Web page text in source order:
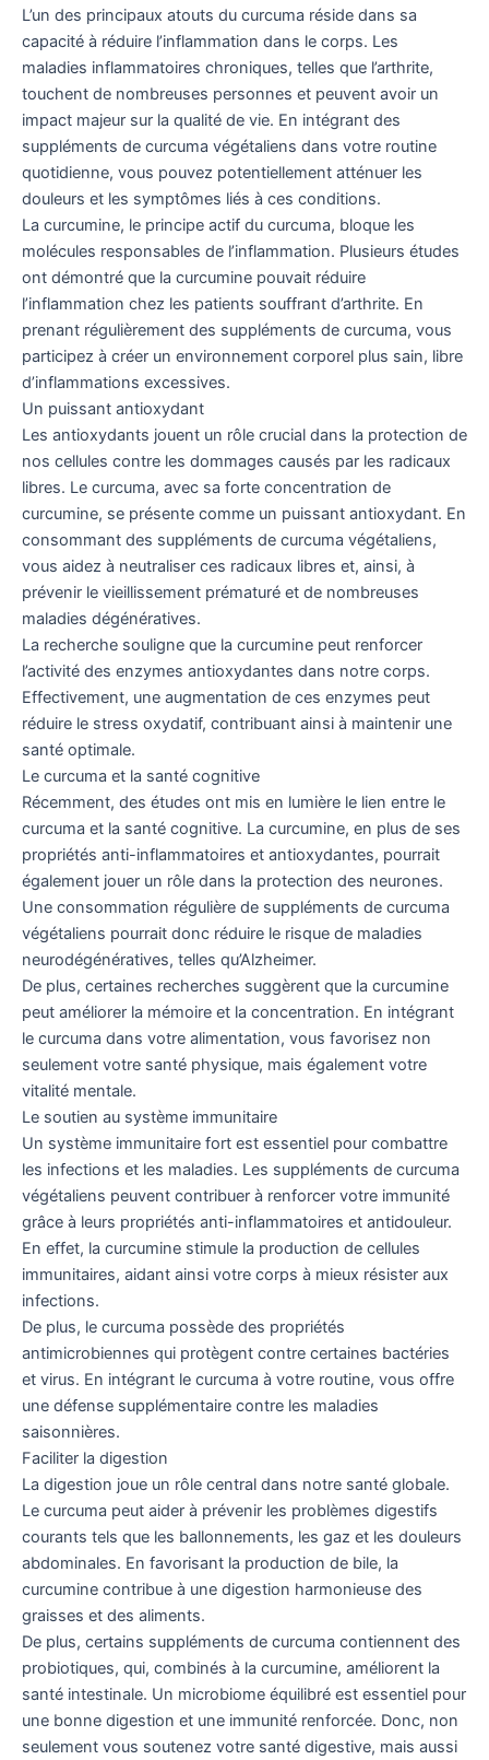
L’un des principaux atouts du curcuma réside dans sa
capacité à réduire l’inflammation dans le corps. Les
maladies inflammatoires chroniques, telles que l’arthrite,
touchent de nombreuses personnes et peuvent avoir un
impact majeur sur la qualité de vie. En intégrant des
suppléments de curcuma végétaliens dans votre routine
quotidienne, vous pouvez potentiellement atténuer les
douleurs et les symptômes liés à ces conditions.
La curcumine, le principe actif du curcuma, bloque les
molécules responsables de l’inflammation. Plusieurs études
ont démontré que la curcumine pouvait réduire
l’inflammation chez les patients souffrant d’arthrite. En
prenant régulièrement des suppléments de curcuma, vous
participez à créer un environnement corporel plus sain, libre
d’inflammations excessives.
Un puissant antioxydant
Les antioxydants jouent un rôle crucial dans la protection de
nos cellules contre les dommages causés par les radicaux
libres. Le curcuma, avec sa forte concentration de
curcumine, se présente comme un puissant antioxydant. En
consommant des suppléments de curcuma végétaliens,
vous aidez à neutraliser ces radicaux libres et, ainsi, à
prévenir le vieillissement prématuré et de nombreuses
maladies dégénératives.
La recherche souligne que la curcumine peut renforcer
l’activité des enzymes antioxydantes dans notre corps.
Effectivement, une augmentation de ces enzymes peut
réduire le stress oxydatif, contribuant ainsi à maintenir une
santé optimale.
Le curcuma et la santé cognitive
Récemment, des études ont mis en lumière le lien entre le
curcuma et la santé cognitive. La curcumine, en plus de ses
propriétés anti-inflammatoires et antioxydantes, pourrait
également jouer un rôle dans la protection des neurones.
Une consommation régulière de suppléments de curcuma
végétaliens pourrait donc réduire le risque de maladies
neurodégénératives, telles qu’Alzheimer.
De plus, certaines recherches suggèrent que la curcumine
peut améliorer la mémoire et la concentration. En intégrant
le curcuma dans votre alimentation, vous favorisez non
seulement votre santé physique, mais également votre
vitalité mentale.
Le soutien au système immunitaire
Un système immunitaire fort est essentiel pour combattre
les infections et les maladies. Les suppléments de curcuma
végétaliens peuvent contribuer à renforcer votre immunité
grâce à leurs propriétés anti-inflammatoires et antidouleur.
En effet, la curcumine stimule la production de cellules
immunitaires, aidant ainsi votre corps à mieux résister aux
infections.
De plus, le curcuma possède des propriétés
antimicrobiennes qui protègent contre certaines bactéries
et virus. En intégrant le curcuma à votre routine, vous offre
une défense supplémentaire contre les maladies
saisonnières.
Faciliter la digestion
La digestion joue un rôle central dans notre santé globale.
Le curcuma peut aider à prévenir les problèmes digestifs
courants tels que les ballonnements, les gaz et les douleurs
abdominales. En favorisant la production de bile, la
curcumine contribue à une digestion harmonieuse des
graisses et des aliments.
De plus, certains suppléments de curcuma contiennent des
probiotiques, qui, combinés à la curcumine, améliorent la
santé intestinale. Un microbiome équilibré est essentiel pour
une bonne digestion et une immunité renforcée. Donc, non
seulement vous soutenez votre santé digestive, mais aussi